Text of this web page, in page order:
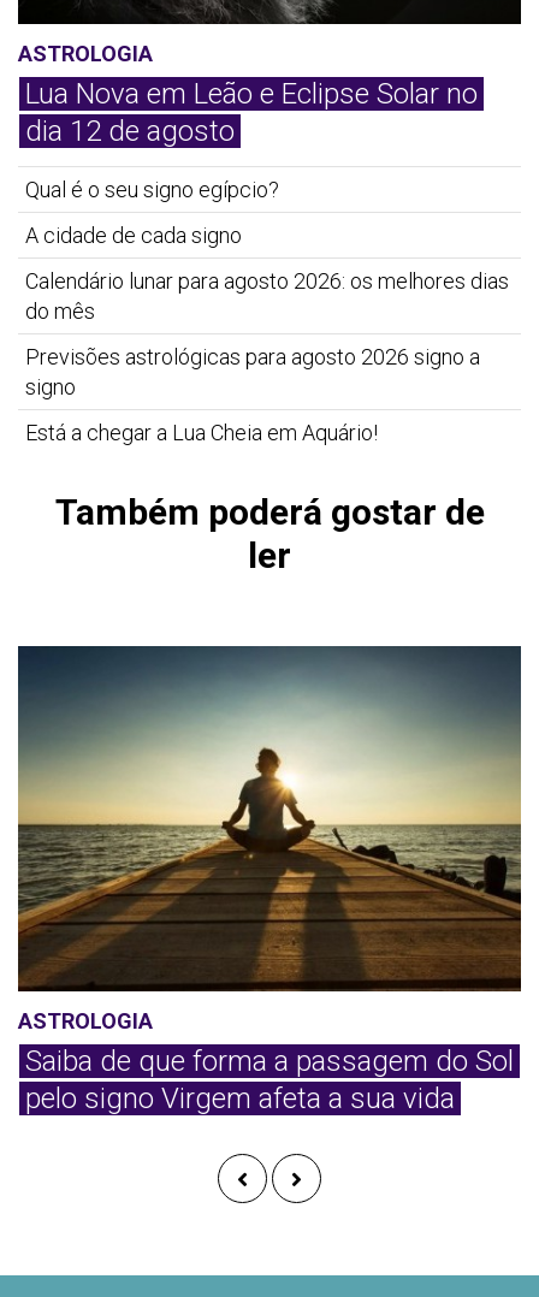
ASTROLOGIA
Lua Nova em Leão e Eclipse Solar no
dia 12 de agosto
Qual é o seu signo egípcio?
A cidade de cada signo
Calendário lunar para agosto 2026: os melhores dias
do mês
Previsões astrológicas para agosto 2026 signo a
signo
Está a chegar a Lua Cheia em Aquário!
Também poderá gostar de
ler
ASTROLOGIA
Saiba de que forma a passagem do Sol
pelo signo Virgem afeta a sua vida